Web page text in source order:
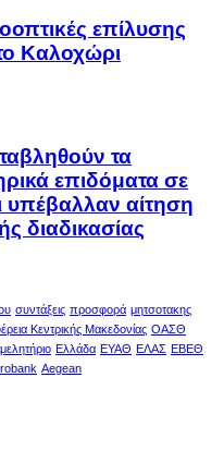
επίλυσης
Καλοχώρι
τα
επιδόματα σε
υπέβαλλαν αίτηση
διαδικασίας
συντάξεις προσφορά μητσοτακης
Κεντρικής Μακεδονίας ΟΑΣΘ
Ελλάδα ΕΥΑΘ ΕΛΑΣ ΕΒΕΘ
Aegean